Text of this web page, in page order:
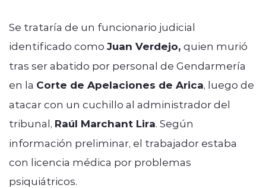
Se trataría de un funcionario judicial
identificado como Juan Verdejo, quien murió
tras ser abatido por personal de Gendarmería
en la Corte de Apelaciones de Arica, luego de
atacar con un cuchillo al administrador del
tribunal, Raúl Marchant Lira. Según
información preliminar, el trabajador estaba
con licencia médica por problemas
psiquiátricos.